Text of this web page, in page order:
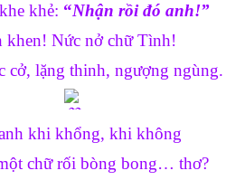
khẻ: “Nhận rồi đó anh!”
khen! Nức nở chữ Tình!
cở, lặng thinh, ngượng ngùng.
khi khổng, khi không
chữ rối bòng bong… thơ?